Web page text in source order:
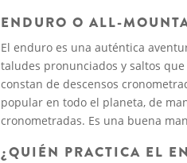
ENDURO O ALL-
El enduro es una auténtica
taludes pronunciados y saltos
constan de descensos
popular en todo el planeta, de
cronometradas. Es una buena
¿QUIÉN PRACTICA EL